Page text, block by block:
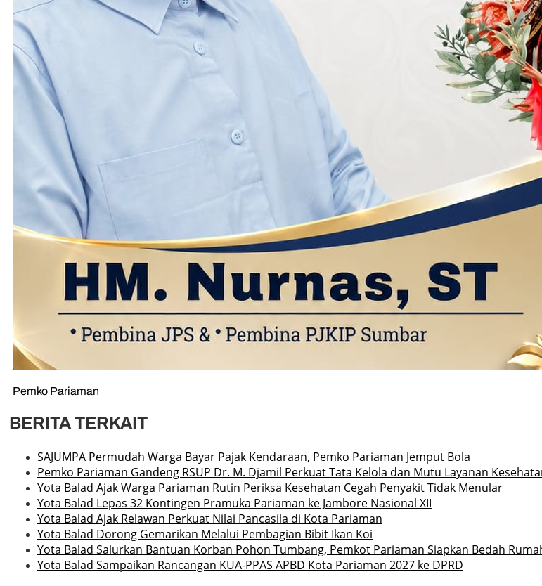
Pemko Pariaman
BERITA TERKAIT
SAJUMPA Permudah Warga Bayar Pajak Kendaraan, Pemko Pariaman Jemput Bola
Pemko Pariaman Gandeng RSUP Dr. M. Djamil Perkuat Tata Kelola dan Mutu Layanan
Yota Balad Ajak Warga Pariaman Rutin Periksa Kesehatan Cegah Penyakit Tidak Menular
Yota Balad Lepas 32 Kontingen Pramuka Pariaman ke Jambore Nasional XII
Yota Balad Ajak Relawan Perkuat Nilai Pancasila di Kota Pariaman
Yota Balad Dorong Gemarikan Melalui Pembagian Bibit Ikan Koi
Yota Balad Salurkan Bantuan Korban Pohon Tumbang, Pemkot Pariaman Siapkan Bedah
Yota Balad Sampaikan Rancangan KUA-PPAS APBD Kota Pariaman 2027 ke DPRD